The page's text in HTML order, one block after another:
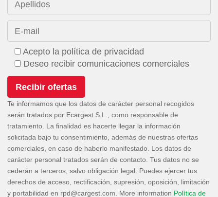
Apellidos
E-mail
Acepto la política de privacidad
Deseo recibir comunicaciones comerciales
Te informamos que los datos de carácter personal recogidos
serán tratados por Ecargest S.L., como responsable de
tratamiento. La finalidad es hacerte llegar la información
solicitada bajo tu consentimiento, además de nuestras ofertas
comerciales, en caso de haberlo manifestado. Los datos de
carácter personal tratados serán de contacto. Tus datos no se
cederán a terceros, salvo obligación legal. Puedes ejercer tus
derechos de acceso, rectificación, supresión, oposición, limitación
y portabilidad en
. More information Política de